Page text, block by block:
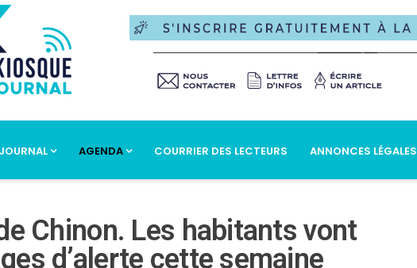
AGENDA COURRIER DES LECTEURS ANNONCES LÉGALES
Chinon. Les habitants vont
d’alerte cette semaine